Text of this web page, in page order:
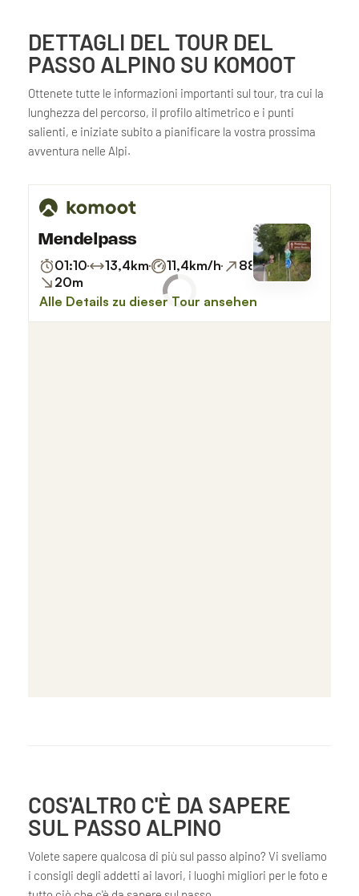
DETTAGLI DEL TOUR DEL
PASSO ALPINO SU KOMOOT
Ottenete tutte le informazioni importanti sul tour, tra cui la
lunghezza del percorso, il profilo altimetrico e i punti
salienti, e iniziate subito a pianificare la vostra prossima
avventura nelle Alpi.
COS'ALTRO C'È DA SAPERE
SUL PASSO ALPINO
Volete sapere qualcosa di più sul passo alpino? Vi sveliamo
i consigli degli addetti ai lavori, i luoghi migliori per le foto e